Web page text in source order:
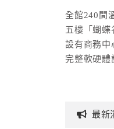
全館240間
五樓「蝴蝶
設有商務中
完整軟硬體
最新